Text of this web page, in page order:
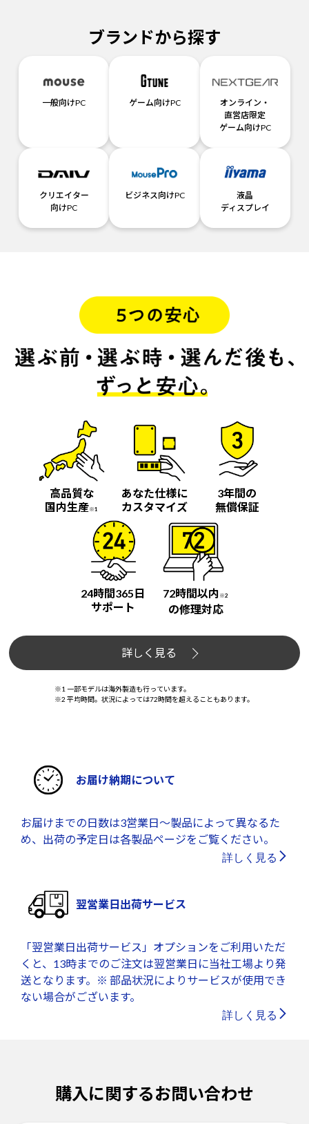
ブランドから探す
一般向けPC ゲーム向けPC
オンライン・
直営店限定
ゲーム向けPC
クリエイター
向けPC
ビジネス向けPC
液晶
ディスプレイ
高品質な
国内生産※1
あなた仕様に
カスタマイズ
3年間の
無償保証
24時間365日
サポート
72時間以内 ※2
の修理対応
詳しく見る
※1 一部モデルは海外製造も行っています。
※2 平均時間。状況によっては72時間を超えることもあります。
お届け納期について
お届けまでの日数は3営業日～製品によって異なるた
め、出荷の予定日は各製品ページをご覧ください。
詳しく見る
翌営業日出荷サービス
「翌営業日出荷サービス」オプションをご利用いただ
くと、13時までのご注文は翌営業日に当社工場より発
送となります。※ 部品状況によりサービスが使用でき
ない場合がございます。
詳しく見る
購入に関するお問い合わせ